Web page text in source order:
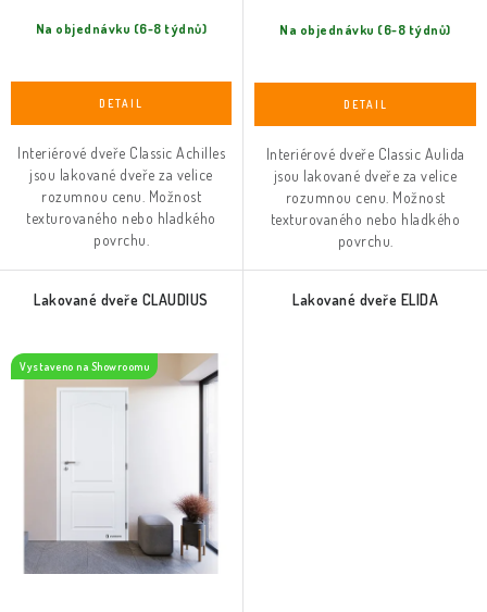
Na objednávku (6-8 týdnů)
Interiérové dveře Classic Achilles
jsou lakované dveře za velice
rozumnou cenu. Možnost
texturovaného nebo hladkého
povrchu.
Na objednávku (6-8 týdnů)
Interiérové dveře Classic Aulida
jsou lakované dveře za velice
rozumnou cenu. Možnost
texturovaného nebo hladkého
povrchu.
Lakované dveře CLAUDIUS
Vystaveno na Showroomu
Lakované dveře ELIDA